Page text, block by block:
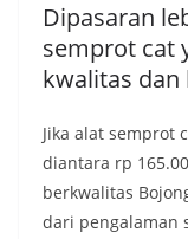
Dipasaran
semprot cat
kwalitas dan
Jika alat semprot
diantara rp
berkwalitas
dari pengalaman